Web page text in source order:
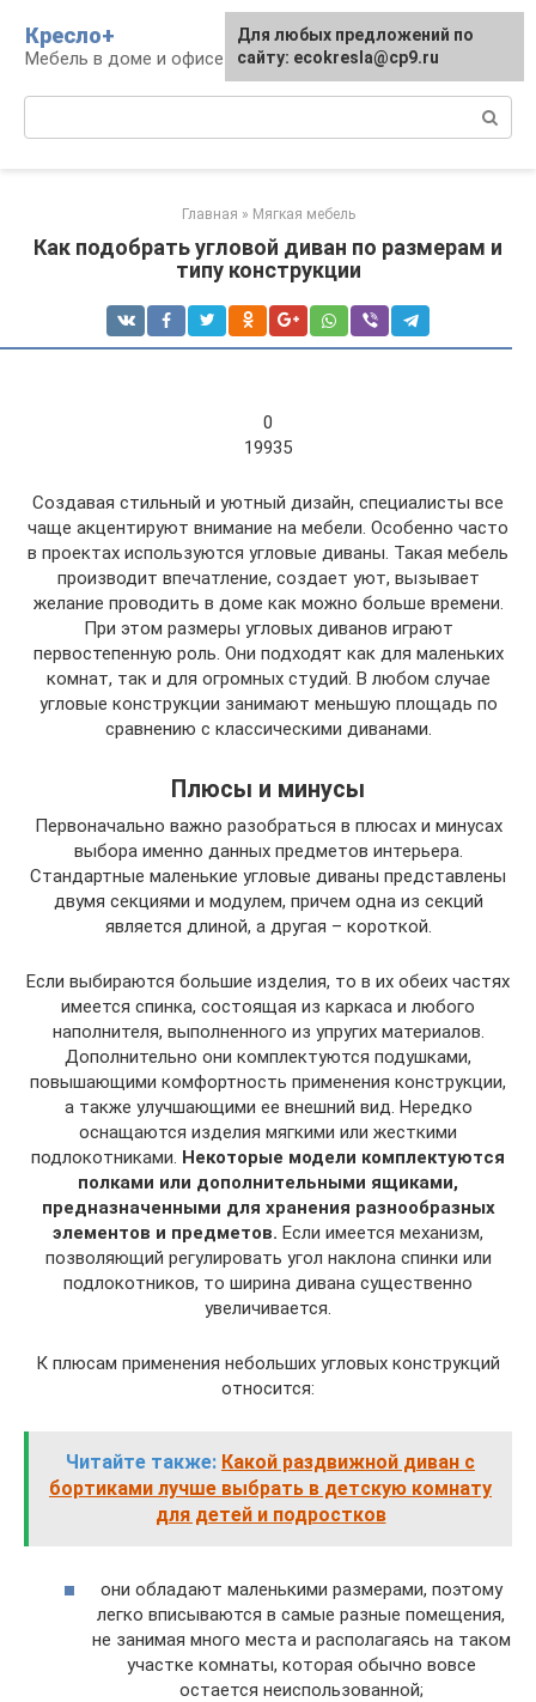
контенту
Кресло+
Мебель в доме и офисе
Главная » Мягкая мебель
Как подобрать угловой диван по размерам и
типу конструкции
0
19935
Создавая стильный и уютный дизайн, специалисты все
чаще акцентируют внимание на мебели. Особенно часто
в проектах используются угловые диваны. Такая мебель
производит впечатление, создает уют, вызывает
желание проводить в доме как можно больше времени.
При этом размеры угловых диванов играют
первостепенную роль. Они подходят как для маленьких
комнат, так и для огромных студий. В любом случае
угловые конструкции занимают меньшую площадь по
сравнению с классическими диванами.
Плюсы и минусы
Первоначально важно разобраться в плюсах и минусах
выбора именно данных предметов интерьера.
Стандартные маленькие угловые диваны представлены
двумя секциями и модулем, причем одна из секций
является длиной, а другая – короткой.
Если выбираются большие изделия, то в их обеих частях
имеется спинка, состоящая из каркаса и любого
наполнителя, выполненного из упругих материалов.
Дополнительно они комплектуются подушками,
повышающими комфортность применения конструкции,
а также улучшающими ее внешний вид. Нередко
оснащаются изделия мягкими или жесткими
подлокотниками. Некоторые модели комплектуются
полками или дополнительными ящиками,
предназначенными для хранения разнообразных
элементов и предметов. Если имеется механизм,
позволяющий регулировать угол наклона спинки или
подлокотников, то ширина дивана существенно
увеличивается.
К плюсам применения небольших угловых конструкций
относится:
Читайте также: Какой раздвижной диван с
бортиками лучше выбрать в детскую комнату
для детей и подростков
они обладают маленькими размерами, поэтому
легко вписываются в самые разные помещения,
не занимая много места и располагаясь на таком
участке комнаты, которая обычно вовсе
остается неиспользованной;
Для любых предложений по
сайту: ecokresla@cp9.ru